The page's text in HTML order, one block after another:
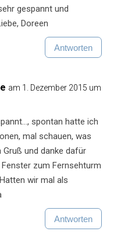
gespannt und
Doreen
Antworten
am 1. Dezember 2015 um
spontan hatte ich
mal schauen, was
und danke dafür
zum Fernsehturm
wir mal als
Antworten